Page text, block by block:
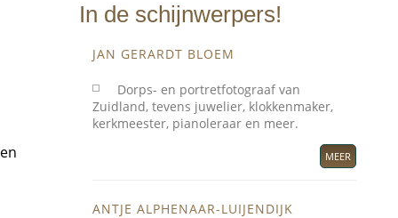
In de schijnwerpers!
JAN GERARDT BLOEM
Dorps- en portretfotograaf van
Zuidland, tevens juwelier, klokkenmaker,
kerkmeester, pianoleraar en meer.
MEER
ANTJE ALPHENAAR-LUIJENDIJK